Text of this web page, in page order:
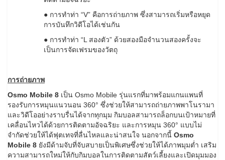
● การทำท่า “V” คือการถ่ายภาพ ซึ่งสามารถเริ่มหรือหยุด
การบันทึกวิดีโอได้เช่นกัน
● การทำท่า “L สองตัว” ด้วยสองมือจำนวนสองครั้งจะ
เป็นการจัดเฟรมของวัตถุ
การถ่ายภาพ
Osmo Mobile 8 เป็น Osmo Mobile รุ่นแรกที่มาพร้อมแกนแพนที่
รองรับการหมุนแนวนอน 360° ซึ่งช่วยให้สามารถถ่ายภาพพาโนรามา
และวิดีโออย่างราบรื่นได้จากทุกมุม กิมบอลสามารถล็อกบนเป้าหมายที่
เคลื่อนไหวได้ด้วยการติดตามอัจฉริยะ และการหมุน 360° แบบไม่
จำกัดช่วยให้ได้ฟุตเทจที่ลื่นไหลและน่าสนใจ นอกจากนี้ Osmo
Mobile 8 ยังมีด้ามจับที่จับสบายเป็นพิเศษซึ่งช่วยให้ได้ภาพมุมต่ำ เสริม
ความสามารถใหม่ให้กับกิมบอลในการติดตามสัตว์เลี้ยงและเปิดมุมมอง